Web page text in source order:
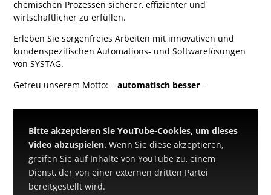
chemischen Prozessen sicherer, effizienter und
wirtschaftlicher zu erfüllen.
Erleben Sie sorgenfreies Arbeiten mit innovativen und
kundenspezifischen Automations- und Softwarelösungen
von SYSTAG.
Getreu unserem Motto: –automatisch besser –
Bitte akzeptieren Sie YouTube-Cookies, um dieses
Video abzuspielen. Wenn Sie diese akzeptieren,
greifen Sie auf Inhalte von YouTube zu, einem
Dienst, der von einer externen dritten Partei
bereitgestellt wird.